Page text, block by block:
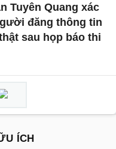
Tuyên Quang xác
đăng thông tin
sau họp báo thi
ÍCH